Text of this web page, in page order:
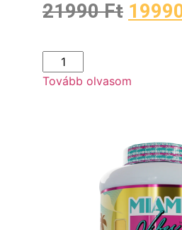
21990Ft
Tovább olvasom